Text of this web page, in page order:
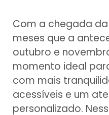
Com a chegada
meses que a
outubro e
momento ideal
com mais
acessíveis e um
personalizado.